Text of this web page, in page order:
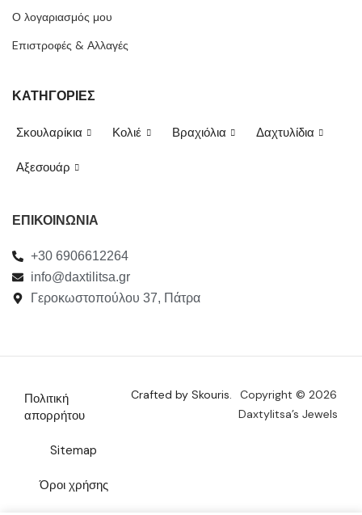
Ο λογαριασμός μου
Eπιστροφές & Αλλαγές
ΚΑΤΗΓΟΡΙΕΣ
Σκουλαρίκια Κολιέ Βραχιόλια Δαχτυλίδια
Αξεσουάρ
ΕΠΙΚΟΙΝΩΝΙΑ
+30 6906612264
info@daxtilitsa.gr
Γεροκωστοπούλου 37, Πάτρα
Πολιτική
απορρήτου
Sitemap
Όροι χρήσης
Crafted by Skouris.
Copyright © 2026
Daxtylitsa’s Jewels